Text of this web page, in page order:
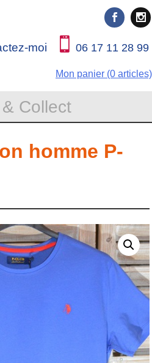
moi 06 17 11 28 99
Mon panier (0 articles)
Collect
homme P-